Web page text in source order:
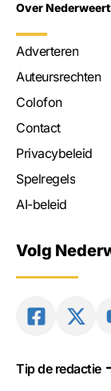
Over
Adverteren
Auteursrechten
Colofon
Contact
Privacybeleid
Spelregels
AI-beleid
Volg
Tip de redactie